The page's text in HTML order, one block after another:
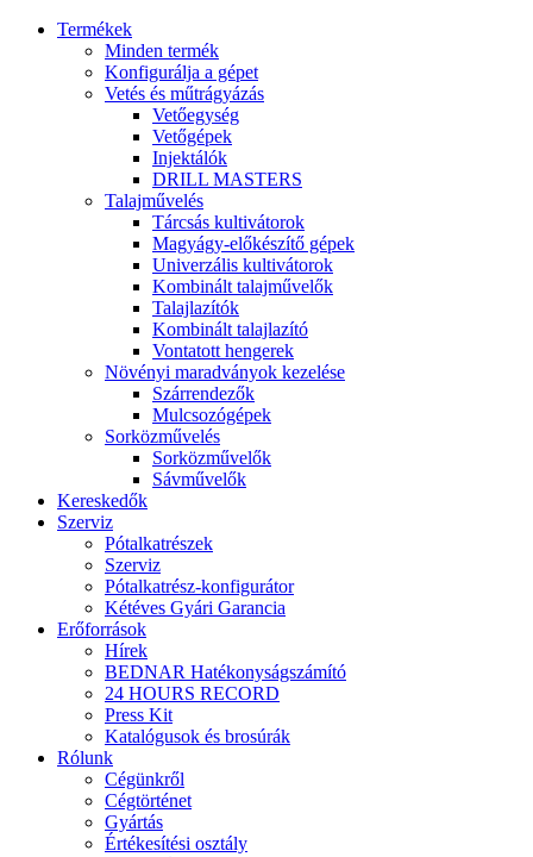
Termékek
Minden termék
Konfigurálja a gépet
Vetés és műtrágyázás
Vetőegység
Vetőgépek
Injektálók
DRILL MASTERS
Talajművelés
Tárcsás kultivátorok
Magyágy-előkészítő gépek
Univerzális kultivátorok
Kombinált talajművelők
Talajlazítók
Kombinált talajlazító
Vontatott hengerek
Növényi maradványok kezelése
Szárrendezők
Mulcsozógépek
Sorközművelés
Sorközművelők
Sávművelők
Kereskedők
Szerviz
Pótalkatrészek
Szerviz
Pótalkatrész-konfigurátor
Kétéves Gyári Garancia
Erőforrások
Hírek
BEDNAR Hatékonyságszámító
24 HOURS RECORD
Press Kit
Katalógusok és brosúrák
Rólunk
Cégünkről
Cégtörténet
Gyártás
Értékesítési osztály